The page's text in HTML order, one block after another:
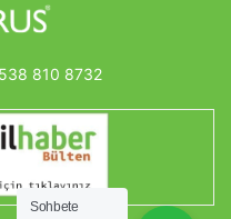
810 8732
Sohbete